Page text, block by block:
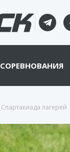
СОРЕВНОВАНИЯ
Спартакиада лагерей